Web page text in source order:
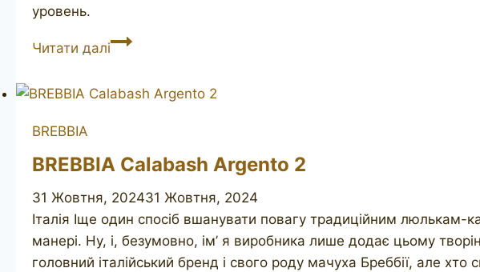
уровень.
Читати даліBUTZ-
Flamme
BREBBIA
BREBBIA Calabash Argento 2
31 Жовтня, 202431 Жовтня, 2024
Італія Іще один спосіб вшанувати повагу традиційним люлькам-
манері. Ну, і, безумовно, ім’ я виробника лише додає цьому
головний італійський бренд і свого роду мачуха Бреббії, але